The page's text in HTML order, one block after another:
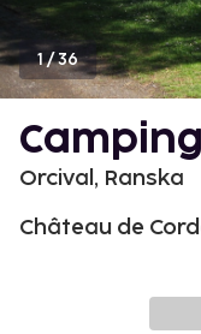
1/36
Orcival, Ranska
Château de